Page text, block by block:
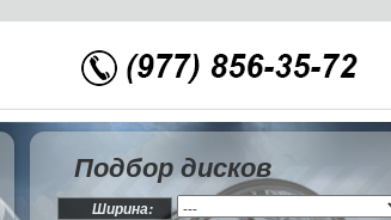
Подбор дисков
Ширина: